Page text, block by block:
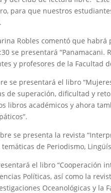
para que nuestros
Robles comentó que
se presentará “Panamacani.
y profesores de la Facultad
se presentará el libro
de superación, dificultad y
libros académicos y ahora
se presenta la revista
de Periodismo,
el libro “Cooperación
Políticas, así como la
Oceanológicas y la